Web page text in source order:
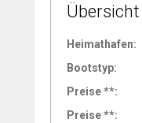
Übersicht
Heimathafen:
Bootstyp:
Preise **:
Preise **: